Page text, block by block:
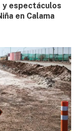
y espectáculos
en Calama